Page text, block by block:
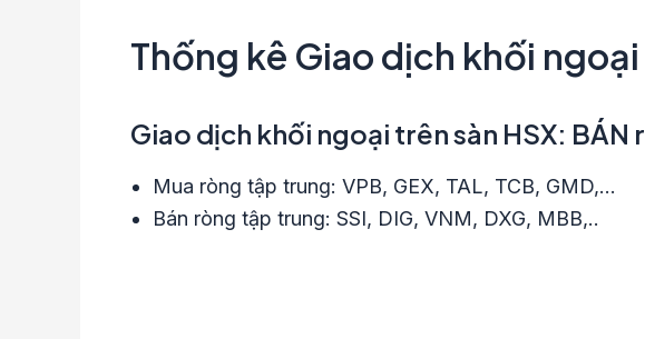
Thống kê Giao dịch khối
Giao dịch khối ngoại trên sàn HSX:
Mua ròng tập trung: VPB, GEX, TAL, TCB, GMD,…
Bán ròng tập trung: SSI, DIG, VNM, DXG, MBB,..